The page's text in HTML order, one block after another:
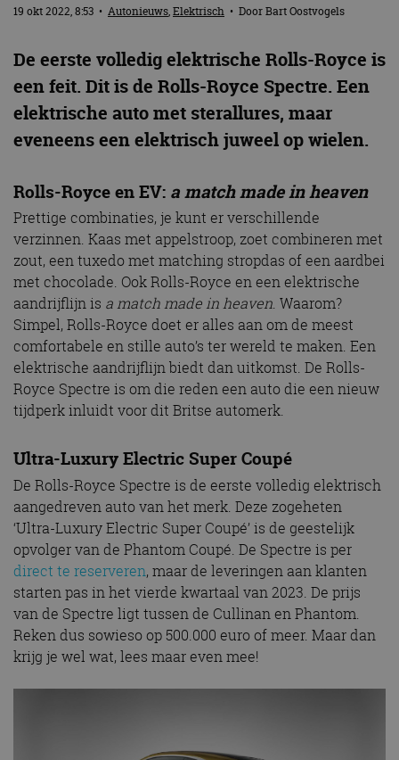
19 okt 2022, 8:53 • Autonieuws,Elektrisch • DoorBart Oostvogels
De eerste volledig elektrische Rolls-Royce is
een feit. Dit is de Rolls-Royce Spectre. Een
elektrische auto met sterallures, maar
eveneens een elektrisch juweel op wielen.
Rolls-Royce en EV: a match made in heaven
Prettige combinaties, je kunt er verschillende
verzinnen. Kaas met appelstroop, zoet combineren met
zout, een tuxedo met matching stropdas of een aardbei
met chocolade. Ook Rolls-Royce en een elektrische
aandrijflijn is a match made in heaven. Waarom?
Simpel, Rolls-Royce doet er alles aan om de meest
comfortabele en stille auto’s ter wereld te maken. Een
elektrische aandrijflijn biedt dan uitkomst. De Rolls-
Royce Spectre is om die reden een auto die een nieuw
tijdperk inluidt voor dit Britse automerk.
Ultra-Luxury Electric Super Coupé
De Rolls-Royce Spectre is de eerste volledig elektrisch
aangedreven auto van het merk. Deze zogeheten
‘Ultra-Luxury Electric Super Coupé’ is de geestelijk
opvolger van de Phantom Coupé. De Spectre is per
direct te reserveren, maar de leveringen aan klanten
starten pas in het vierde kwartaal van 2023. De prijs
van de Spectre ligt tussen de Cullinan en Phantom.
Reken dus sowieso op 500.000 euro of meer. Maar dan
krijg je wel wat, lees maar even mee!